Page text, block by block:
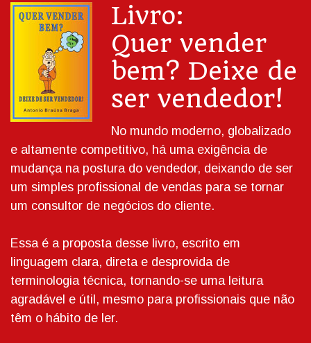
Livro:
Quer vender
bem? Deixe de
ser vendedor!
No mundo moderno, globalizado
e altamente competitivo, há uma exigência de
mudança na postura do vendedor, deixando de ser
um simples profissional de vendas para se tornar
um consultor de negócios do cliente.
Essa é a proposta desse livro, escrito em
linguagem clara, direta e desprovida de
terminologia técnica, tornando-se uma leitura
agradável e útil, mesmo para profissionais que não
têm o hábito de ler.